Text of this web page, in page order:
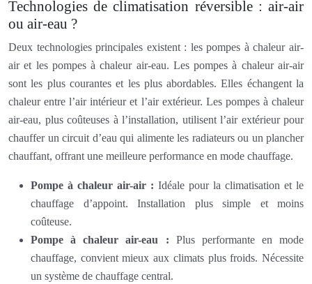
Technologies de climatisation réversible : air-air
ou air-eau ?
Deux technologies principales existent : les pompes à chaleur air-
air et les pompes à chaleur air-eau. Les pompes à chaleur air-air
sont les plus courantes et les plus abordables. Elles échangent la
chaleur entre l’air intérieur et l’air extérieur. Les pompes à chaleur
air-eau, plus coûteuses à l’installation, utilisent l’air extérieur pour
chauffer un circuit d’eau qui alimente les radiateurs ou un plancher
chauffant, offrant une meilleure performance en mode chauffage.
Pompe à chaleur air-air : Idéale pour la climatisation et le
chauffage d’appoint. Installation plus simple et moins
coûteuse.
Pompe à chaleur air-eau : Plus performante en mode
chauffage, convient mieux aux climats plus froids. Nécessite
un système de chauffage central.